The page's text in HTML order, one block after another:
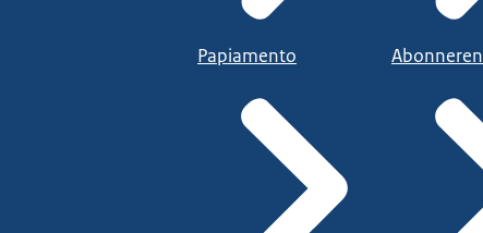
Papiamento Abonneren